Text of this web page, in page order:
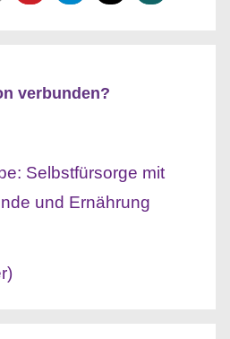
verbunden?
Selbstfürsorge mit
und Ernährung